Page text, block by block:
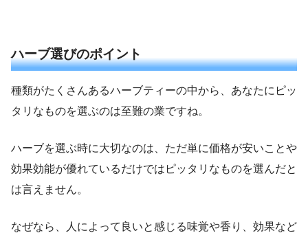
ハーブ選びのポイント
種類がたくさんあるハーブティーの中から、あなたにピッ
タリなものを選ぶのは至難の業ですね。
ハーブを選ぶ時に大切なのは、ただ単に価格が安いことや
効果効能が優れているだけではピッタリなものを選んだと
は言えません。
なぜなら、人によって良いと感じる味覚や香り、効果など